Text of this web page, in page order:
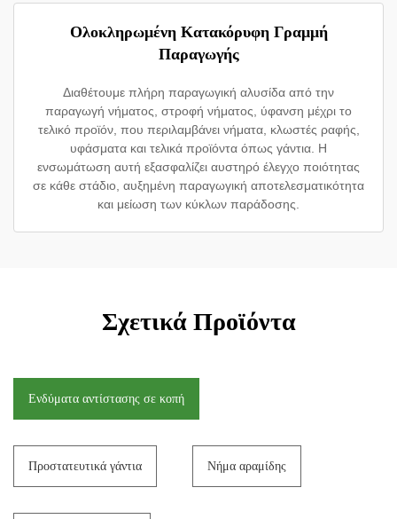
Ολοκληρωμένη Κατακόρυφη Γραμμή
Παραγωγής
Διαθέτουμε πλήρη παραγωγική αλυσίδα από την
παραγωγή νήματος, στροφή νήματος, ύφανση μέχρι το
τελικό προϊόν, που περιλαμβάνει νήματα, κλωστές ραφής,
υφάσματα και τελικά προϊόντα όπως γάντια. Η
ενσωμάτωση αυτή εξασφαλίζει αυστηρό έλεγχο ποιότητας
σε κάθε στάδιο, αυξημένη παραγωγική αποτελεσματικότητα
και μείωση των κύκλων παράδοσης.
Σχετικά Προϊόντα
Ενδύματα αντίστασης σε κοπή
Προστατευτικά γάντια Νήμα αραμίδης